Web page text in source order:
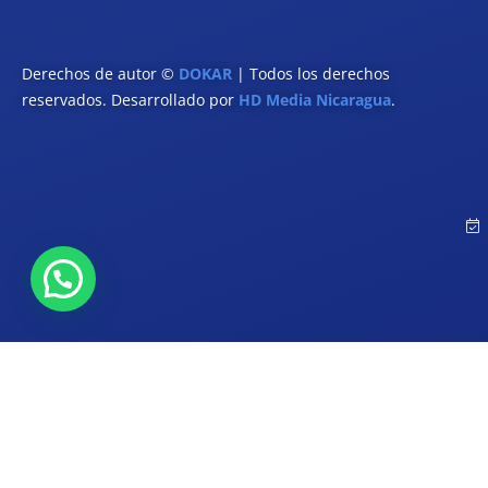
Derechos de autor © DOKAR | Todos los derechos
reservados. Desarrollado por HD Media Nicaragua.